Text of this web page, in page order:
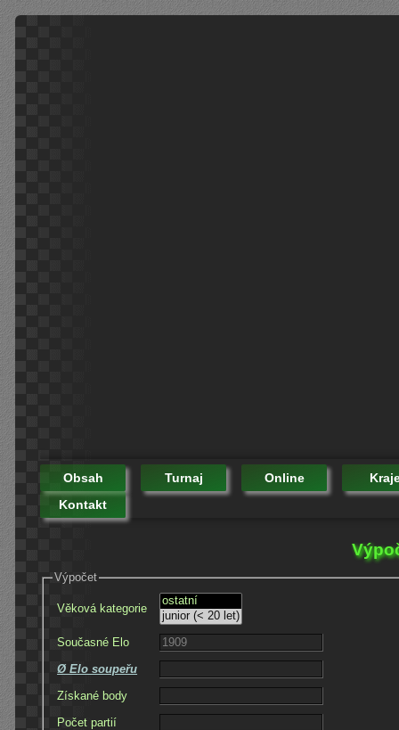
Obsah Turnaj Online
Kontakt
Výpočet
Věková kategorie
Současné Elo
Ø Elo soupeřu
Získané body
Počet partií